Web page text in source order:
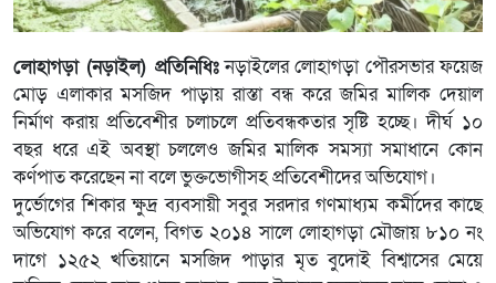
লোহাগড়া (নড়াইল) প্রতিনিধিঃনড়াইলের লোহাগড়া পৌরসভার ফয়েজ
মোড় এলাকার মসজিদ পাড়ায় রাস্তা বন্ধ করে জমির মালিক দেয়াল
নির্মাণ করায় প্রতিবেশীর চলাচলে প্রতিবন্ধকতার সৃষ্টি হচ্ছে। দীর্ঘ ১০
বছর ধরে এই অবস্থা চললেও জমির মালিক সমস্যা সমাধানে কোন
কর্ণপাত করেছেন না বলে ভুক্তভোগীসহ প্রতিবেশীদের অভিযোগ।
দুর্ভোগের শিকার ক্ষুদ্র ব্যবসায়ী সবুর সরদার গণমাধ্যম কর্মীদের কাছে
অভিযোগ করে বলেন, বিগত ২০১৪ সালে লোহাগড়া মৌজায় ৮১০ নং
দাগে ১২৫২ খতিয়ানে মসজিদ পাড়ার মৃত বুদোই বিশ্বাসের মেয়ে